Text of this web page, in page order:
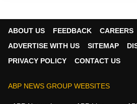
ABOUT US FEEDBACK
CAREERS
ADVERTISE WITH US
SITEMAP
PRIVACY POLICY
CONTACT US
ABP NEWS GROUP WEBSITES